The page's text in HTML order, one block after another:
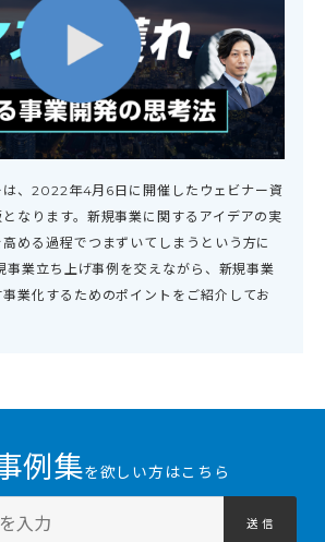
は、2022年4月6日に開催したウェビナー資
なります。新規事業に関するアイデアの実
める過程でつまずいてしまうという方に
事業立ち上げ事例を交えながら、新規事業
業化するためのポイントをご紹介してお
例集を欲しい方はこちら
送 信